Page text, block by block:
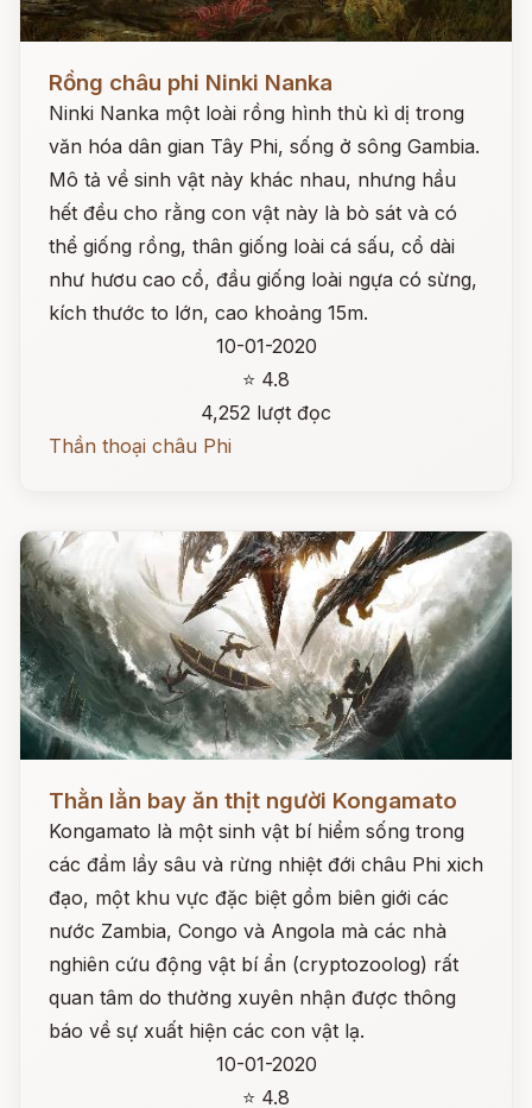
Đọc ngay
Rồng châu phi Ninki Nanka
Ninki Nanka một loài rồng hình thù kì dị trong
văn hóa dân gian Tây Phi, sống ở sông Gambia.
Mô tả về sinh vật này khác nhau, nhưng hầu
hết đều cho rằng con vật này là bò sát và có
thể giống rồng, thân giống loài cá sấu, cổ dài
như hươu cao cổ, đầu giống loài ngựa có sừng,
kích thước to lớn, cao khoảng 15m.
10-01-2020
⭐ 4.8
4,252 lượt đọc
Thần thoại châu Phi
Đọc ngay
Thằn lằn bay ăn thịt người Kongamato
Kongamato là một sinh vật bí hiểm sống trong
các đầm lầy sâu và rừng nhiệt đới châu Phi xich
đạo, một khu vực đặc biệt gồm biên giới các
nước Zambia, Congo và Angola mà các nhà
nghiên cứu động vật bí ẩn (cryptozoolog) rất
quan tâm do thường xuyên nhận được thông
báo về sự xuất hiện các con vật lạ.
10-01-2020
⭐ 4.8